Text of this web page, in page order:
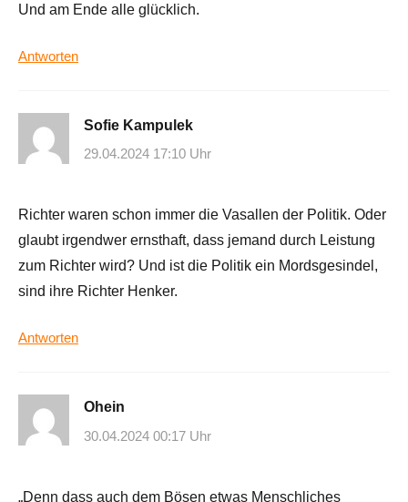
Und am Ende alle glücklich.
Antworten
Sofie Kampulek
29.04.2024 17:10 Uhr
Richter waren schon immer die Vasallen der Politik. Oder
glaubt irgendwer ernsthaft, dass jemand durch Leistung
zum Richter wird? Und ist die Politik ein Mordsgesindel,
sind ihre Richter Henker.
Antworten
Ohein
30.04.2024 00:17 Uhr
„Denn dass auch dem Bösen etwas Menschliches